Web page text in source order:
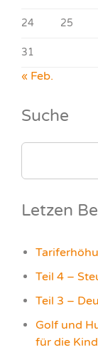
24 25
31
« Feb.
Suche
SEARCH
Letzen
Teil 4 –
Teil 3 –
Golf und
für die